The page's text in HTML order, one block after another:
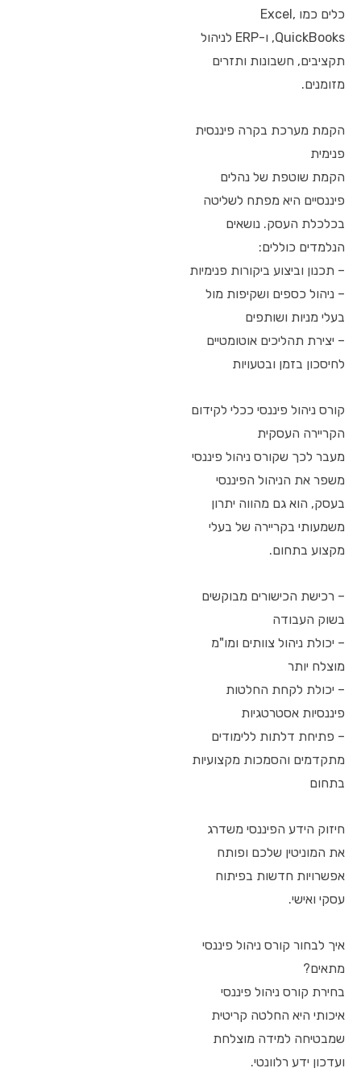
כלים כמו Excel,
QuickBooks, ו-ERP לניהול
תקציבים, חשבונות ותזרים
מזומנים.
הקמת מערכת בקרה פיננסית
פנימית
הקמת שוטפת של נהלים
פיננסיים היא מפתח לשליטה
בכלכלת העסק. נושאים
הנלמדים כוללים:
– תכנון וביצוע ביקורות פנימיות
– ניהול כספים ושקיפות מול
בעלי מניות ושותפים
– יצירת תהליכים אוטומטיים
לחיסכון בזמן ובטעויות
קורס ניהול פיננסי ככלי לקידום
הקריירה העסקית
מעבר לכך שקורס ניהול פיננסי
משפר את הניהול הפיננסי
בעסק, הוא גם מהווה יתרון
משמעותי בקריירה של בעלי
מקצוע בתחום.
– רכישת הכישורים מבוקשים
בשוק העבודה
– יכולת ניהול צוותים ומו"מ
מוצלח יותר
– יכולת לקחת החלטות
פיננסיות אסטרטגיות
– פתיחת דלתות ללימודים
מתקדמים והסמכות מקצועיות
בתחום
חיזוק הידע הפיננסי משדרג
את המוניטין שלכם ופותח
אפשרויות חדשות בפיתוח
עסקי ואישי.
איך לבחור קורס ניהול פיננסי
מתאים?
בחירת קורס ניהול פיננסי
איכותי היא החלטה קריטית
שמבטיחה למידה מוצלחת
ועדכון ידע רלוונטי.